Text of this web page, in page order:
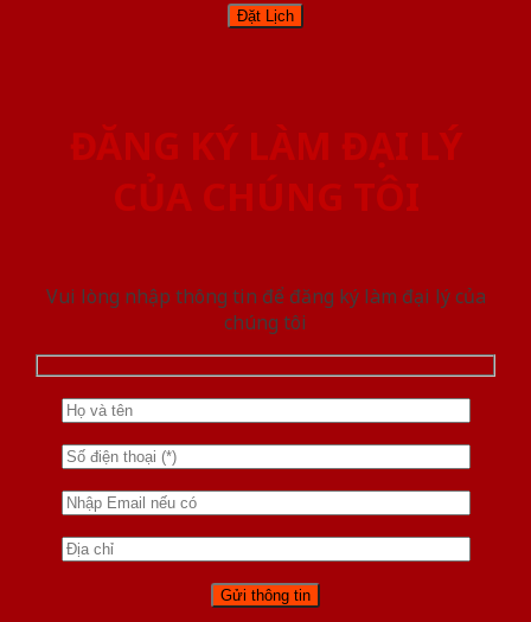
ĐĂNG KÝ LÀM ĐẠI LÝ
CỦA CHÚNG TÔI
Vui lòng nhập thông tin để đăng ký làm đại lý của
chúng tôi